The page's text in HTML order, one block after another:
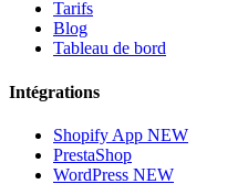
Tarifs
Blog
Tableau de bord
Intégrations
Shopify App NEW
PrestaShop
WordPress NEW